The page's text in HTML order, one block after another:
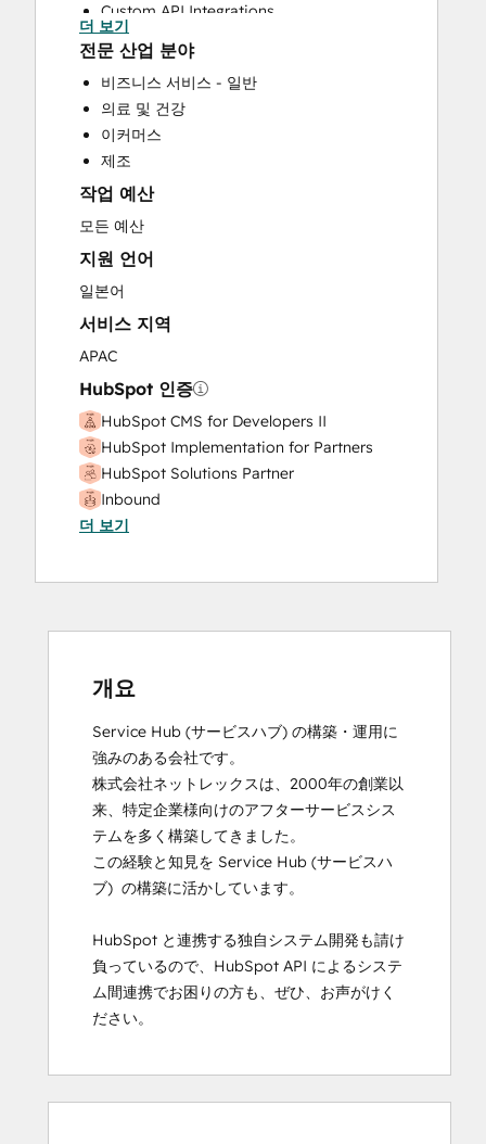
Custom API Integrations
Help Desk Implementation
HubSpot Onboarding
Knowledge Base Development
Programmable Automation
Website Design
Website Development
Website Migration
더 보기
전문 산업 분야
비즈니스 서비스 - 일반
의료 및 건강
이커머스
제조
작업 예산
모든 예산
지원 언어
일본어
서비스 지역
APAC
HubSpot 인증
HubSpot CMS for Developers II
HubSpot Implementation for Partners
HubSpot Solutions Partner
Inbound
Inbound Sales
더 보기
개요
Service Hub (サービスハブ) の構築・運用に
強みのある会社です。
株式会社ネットレックスは、2000年の創業以
来、特定企業様向けのアフターサービスシス
テムを多く構築してきました。
この経験と知見を Service Hub (サービスハ
ブ)  の構築に活かしています。
HubSpot と連携する独自システム開発も請け
負っているので、HubSpot API によるシステ
ム間連携でお困りの方も、ぜひ、お声がけく
ださい。